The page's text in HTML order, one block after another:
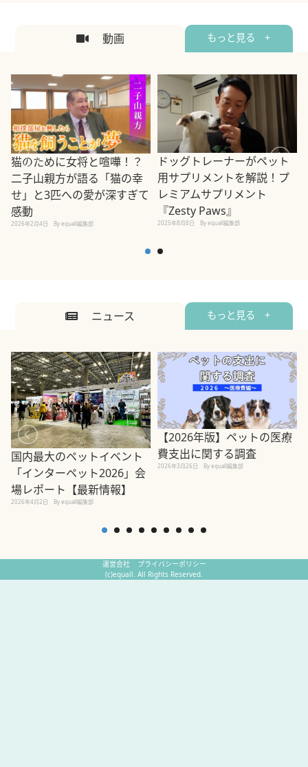
動画 もっと見る +
猫のために女将と喧嘩！？
二子山親方が語る「猫の幸
せ」と3匹への愛が深すぎて
感動
2026年2月4日 By equall編集部
ドッグトレーナーがペット
用サプリメントを解説！プ
レミアムサプリメント
『Zesty Paws』
2025年8月8日 By equall編集部
ニュース もっと見る +
国内最大のペットイベント
「インターペット2026」会
場レポート【最新情報】
2026年4月2日 By equall編集部
【2026年版】ペットの医療
費支出に関する調査
2026年3月26日 By equall編集部
運営会社
プライバシーポリシー
(c)equall. All Rights Reserved.